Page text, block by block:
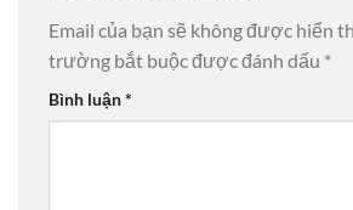
Email của bạn sẽ không được hiển
trường bắt buộc được đánh dấu *
Bình luận*